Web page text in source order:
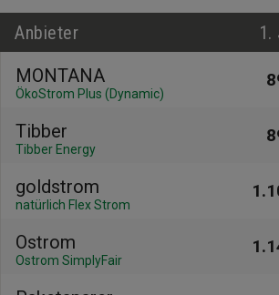
Anbieter 1.
MONTANA
ÖkoStrom Plus (Dynamic)
Tibber
Tibber Energy
goldstrom
natürlich Flex Strom
Ostrom
Ostrom SimplyFair